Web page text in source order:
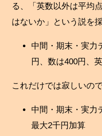
る、「英数以外は平均
はないか」という説を
中間・期末・実力
円、数は400円、
これだけでは寂しいので
中間・期末・実力
最大2千円加算